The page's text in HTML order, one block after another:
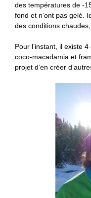
des températures de -
fond et n’ont pas gelé.
des conditions
Pour l’instant, il existe
coco-macadamia et
projet d’en créer